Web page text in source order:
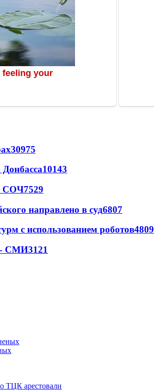
30975
10143
СОЧ7529
направлено в суд6807
с использованием роботов4809
- СМИ3121
ТЦК арестовали